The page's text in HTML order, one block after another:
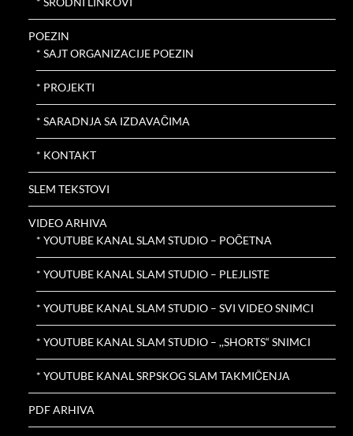
POEZIN
* SAJT ORGANIZACIJE POEZIN
* PROJEKTI
* SARADNJA SA IZDAVAČIMA
* KONTAKT
SLEM TEKSTOVI
VIDEO ARHIVA
* YOUTUBE KANAL SLAM STUDIO – POČETNA
* YOUTUBE KANAL SLAM STUDIO – PLEJLISTE
* YOUTUBE KANAL SLAM STUDIO – SVI VIDEO SNIMCI
* YOUTUBE KANAL SLAM STUDIO – ,,SHORTS“ SNIMCI
* YOUTUBE KANAL SRPSKOG SLAM TAKMIČENJA
PDF ARHIVA